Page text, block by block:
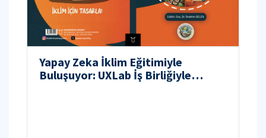
Yapay Zeka İklim Eğitimiyle
Buluşuyor: UXLab İş Birliğiyle